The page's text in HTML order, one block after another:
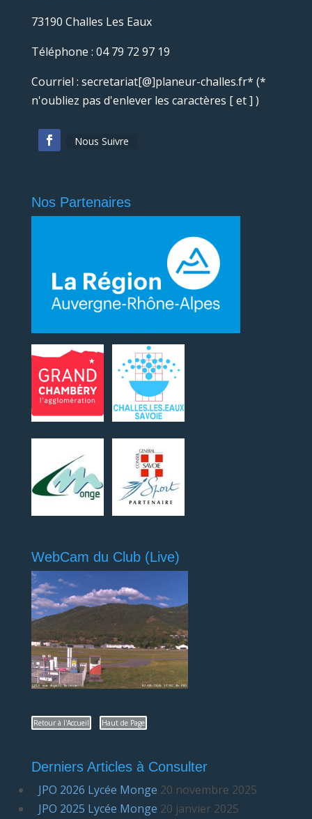
73190 Challes Les Eaux
Téléphone : 04 79 72 97 19
Courriel : secretariat[@]planeur-challes.fr* (*
n'oubliez pas d'enlever les caractères [ et ] )
Nous Suivre
Nos Partenaires
WebCam du Club (Live)
Retour à l'Accueil Haut de Page
Derniers Articles à Consulter
JPO 2026 Lycée Monge 20 novembre 2025
JPO 2025 Lycée Monge 20 janvier 2025